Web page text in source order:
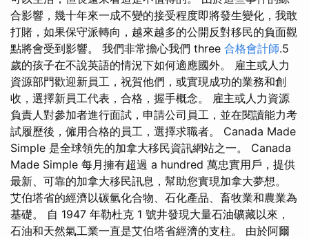
合影響，幾十年來一成不變的接受程度即將發生變化，我敢
打賭，如果保守派轉向，越來越多的公開反對移民的負面觀
點將會受到影響。 我們非常擔心我們 three 合格會計師.5
歲的孩子在不說英語的情況下如何適應國外。 雇主或人力
資源部門歡迎新員工，祝賀他們，或實現成功的業務和創
收，選擇新員工代表，合格，握手概念。 雇主或人力資源
負責人對參加者進行面試，申請公司員工，並在閱讀能力考
試履歷後，僱用合格的員工，選擇求職者。 Canada Made
Simple 是全球領先的加拿大移民資訊網站之一。 Canada
Made Simple 每月擁有超過 a hundred 萬忠實用戶，提供
最新、可靠的加拿大移民訊息，幫助您實現加拿大夢想。
艾伯塔省的經濟以碳氫化合物、石化產品、畜牧業和農業為
基礎。 自 1947 年勒杜克 1 號井發現大量石油礦藏以來，
石油和天然氣工業一直是艾伯塔省經濟的支柱。 由於阿爾